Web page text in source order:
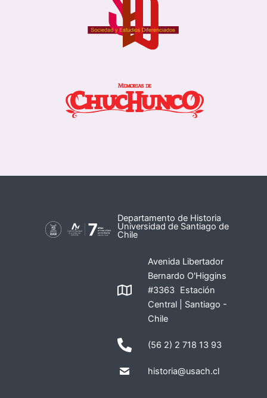
Departamento de Historia
Universidad de Santiago de
Chile
Avenida Libertador
Bernardo O'Higgins
#3363 Estación
Central | Santiago -
Chile
(56 2) 2 718 13 93
historia@usach.cl